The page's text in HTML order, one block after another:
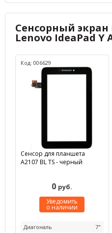
Сенсорный
Lenovo IdeaPad Y
Код: 006629
Сенсор для планшета
A2107 BL TS - черный
0 руб.
Уведомить
о наличии
Диагональ
7"